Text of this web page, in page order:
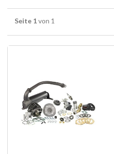
Seite 1von 1